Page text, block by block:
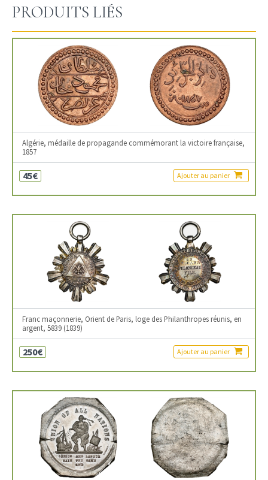
PRODUITS LIÉS
Algérie, médaille de propagande commémorant la victoire française,
1857
45€ Ajouter au panier
Franc maçonnerie, Orient de Paris, loge des Philanthropes réunis, en
argent, 5839 (1839)
250€ Ajouter au panier